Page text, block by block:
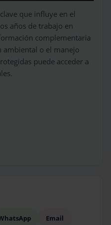
que influye en el
años de trabajo en
complementaria
ambiental o el manejo
puede acceder a
Email